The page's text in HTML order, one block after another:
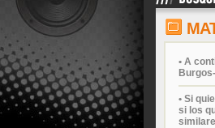
• A
• Si
si los